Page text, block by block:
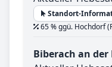
Standort-
65 % ggü. Hochdorf
Biberach an der